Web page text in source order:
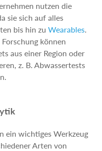
nutzen die
sie sich auf alles
bis hin zu Wearables.
können
aus einer Region oder
z. B. Abwassertests
ein wichtiges Werkzeug
Arten von